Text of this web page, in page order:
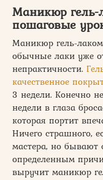
Маникюр
пошаговые
Маникюр гель-
обычные лаки уже
непрактичности.
качественное
3 недели. Конечно
недели в глаза
которая портит
Ничего страшного,
мастера, но бывают
определенным
выручит маникюр